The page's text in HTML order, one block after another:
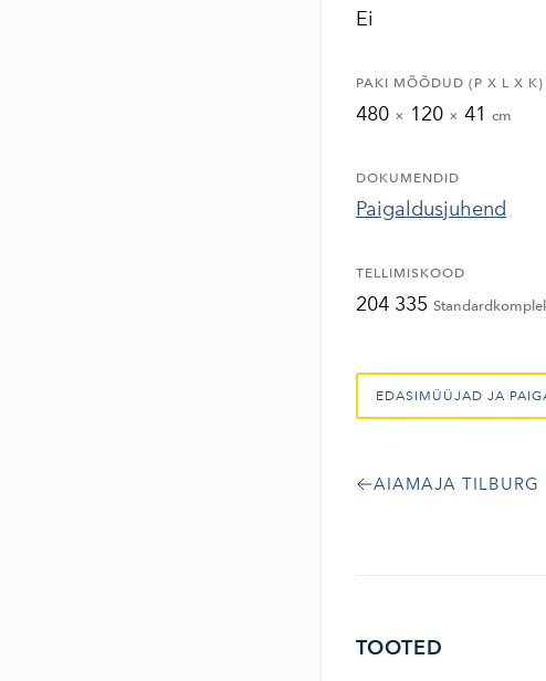
Ei
PAKI MÕÕDUD (P X L X K)
480 × 120 × 41 cm
DOKUMENDID
Paigaldusjuhend
TELLIMISKOOD
204 335
EDASIMÜÜJAD JA
AIAMAJA TILBURG
TOOTED